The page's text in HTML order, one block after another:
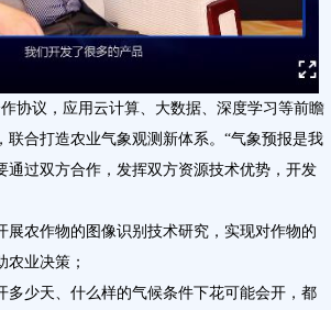
协议，应用云计算、大数据、深度学习等前瞻
合打造农业气象观测新体系。“气象预报是我
过双方合作，发挥双方资源技术优势，开发
农作物的图像识别技术研究，实现对作物的
业决策；
少天、什么样的气候条件下花可能会开，都